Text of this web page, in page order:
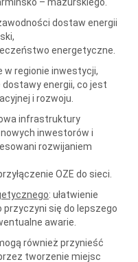
– mazurskiego.
dostaw energii
energetyczne.
w regionie inwestycji,
dostawy energii, co jest
i rozwoju.
infrastruktury
inwestorów i
rozwijaniem
OZE do sieci.
: ułatwienie
przyczyni się do lepszego
awarie.
również przynieść
tworzenie miejsc